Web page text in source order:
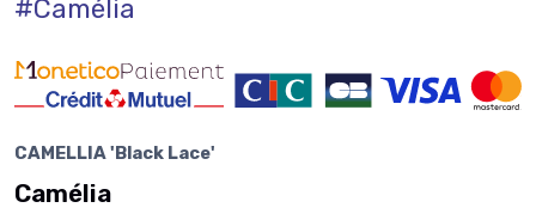
#Camélia
CAMELLIA 'Black Lace'
Camélia